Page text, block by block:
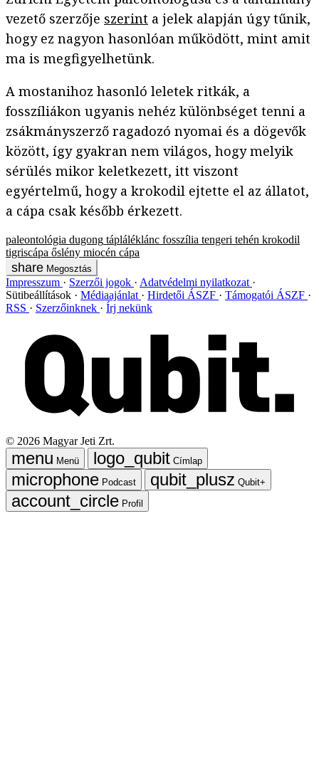
vezető szerzője szerint a jelek alapján úgy tűnik,
hogy ez nagyon hasonlóan működött, mint amit
ma is megfigyelhetünk.
A mostanihoz hasonló leletek ritkák, a
fosszíliákon ugyanis nehéz különbséget tenni a
zsákmányszerző ragadozó nyomai és a dögevők
között, így gyakran nem világos, hogy melyik
sérülés mikor keletkezett, itt viszont
egyértelmű, hogy a krokodil ejtette el az állatot,
a cápa csak később érkezett.
paleontológia dugong tápláléklánc fosszília tengeri tehén krokodil
tigriscápa őslény miocén cápa
Megosztás
Impresszum Szerzői jogok
Adatvédelmi nyilatkozat
Sütibeállítások
Médiaajánlat Hirdetői ÁSZF
Támogatói ÁSZF
RSS
Szerzőinknek Írj nekünk
© 2026 Magyar Jeti Zrt.
Menü
Címlap
Podcast
Qubit+
Profil